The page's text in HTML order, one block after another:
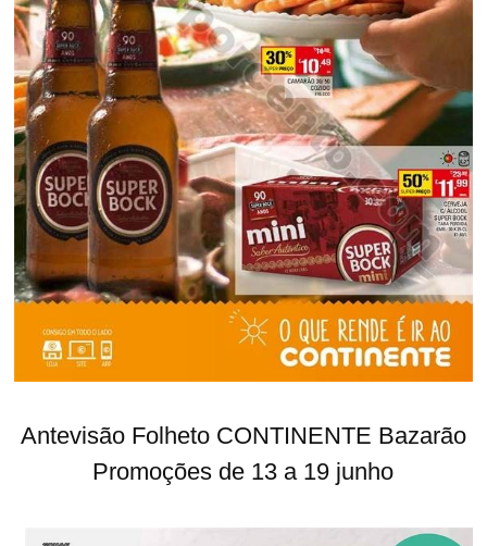
Antevisão Folheto CONTINENTE Bazarão
Promoções de 13 a 19 junho